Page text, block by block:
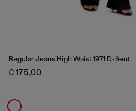
Regular Jeans High Waist 1971 D-Sent
€ 175,00